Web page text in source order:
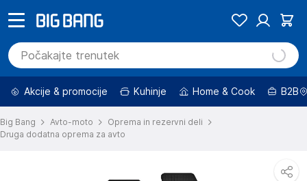
Akcije & promocije Kuhinje Home & Cook B2B
Big Bang Avto-moto
Oprema in rezervni deli
Druga dodatna oprema za avto